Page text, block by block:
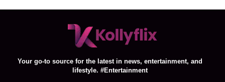
Your go-to source for the latest in news, entertainment, and
lifestyle. #Entertainment